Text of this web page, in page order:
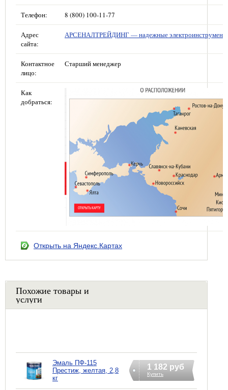
Телефон: 8 (800) 100-11-77
Адрес
сайта:
АРСЕНАЛТРЕЙДИНГ — надежные
Контактное
лицо:
Старший менеджер
Как
добраться:
Открыть на Яндекс.Картах
Похожие товары и
услуги
Эмаль ПФ-115
Престиж, желтая, 2,8
кг
1 182 руб
Купить